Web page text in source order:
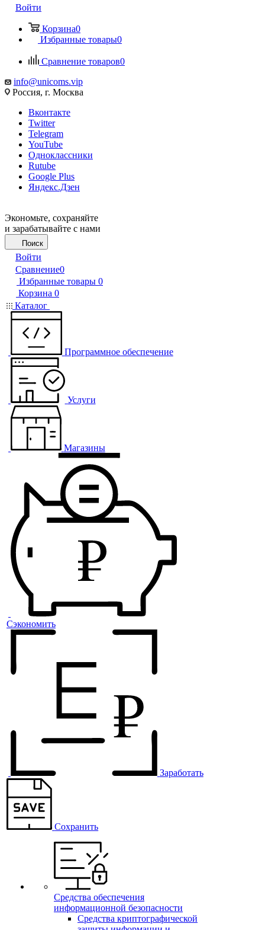
Войти
Корзина0
Избранные товары0
Сравнение товаров0
info@unicoms.vip
Россия, г. Москва
Вконтакте
Twitter
Telegram
YouTube
Одноклассники
Rutube
Google Plus
Яндекс.Дзен
Экономьте, сохраняйте
и зарабатывайте с нами
Поиск
Войти
Сравнение0
Избранные товары 0
Корзина 0
Каталог
Программное обеспечение
Услуги
Магазины
Сэкономить
Заработать
Сохранить
Средства обеспечения
информационной безопасности
Средства криптографической